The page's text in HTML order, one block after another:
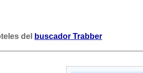
del buscador Trabber